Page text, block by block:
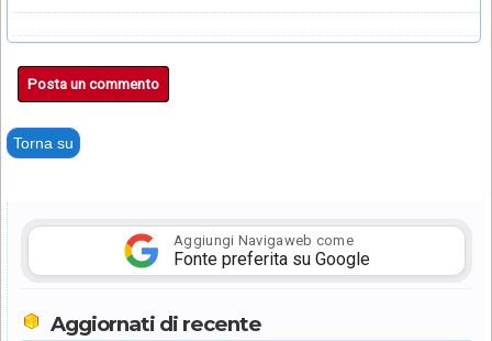
Posta un commento
Torna su
Aggiungi Navigaweb come
Fonte preferita su Google
Aggiornati di recente